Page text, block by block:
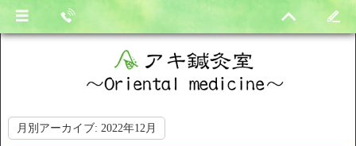
月別アーカイブ: 2022年12月